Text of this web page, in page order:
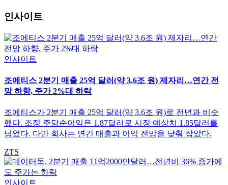
인사이트
인사이트
조에티스 2분기 매출 25억 달러(약 3.6조 원) 제자리…연간 전
망 하향, 주가 2%대 하락
조에티스가 2분기 매출 25억 달러(약 3.6조 원)로 전년과 비슷
했다. 조정 주당순이익은 1.87달러로 시장 예상치 1.85달러를
넘었다. 다만 회사는 연간 매출과 이익 전망을 낮춰 잡았다.
ZTS
인사이트